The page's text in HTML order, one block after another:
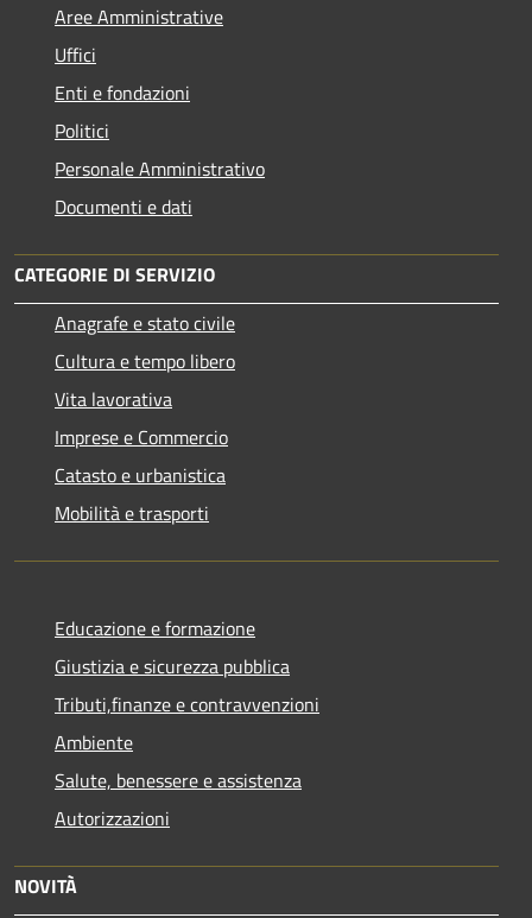
Aree Amministrative
Uffici
Enti e fondazioni
Politici
Personale Amministrativo
Documenti e dati
CATEGORIE DI SERVIZIO
Anagrafe e stato civile
Cultura e tempo libero
Vita lavorativa
Imprese e Commercio
Catasto e urbanistica
Mobilità e trasporti
Educazione e formazione
Giustizia e sicurezza pubblica
Tributi,finanze e contravvenzioni
Ambiente
Salute, benessere e assistenza
Autorizzazioni
NOVITÀ